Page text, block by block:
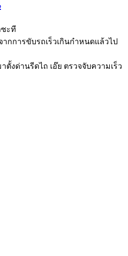
ะที
กการขับรถเร็วเกินกำหนดแล้วไป
ตั้งด่านรีดไถ เอ๊ย ตรวจจับความเร็ว